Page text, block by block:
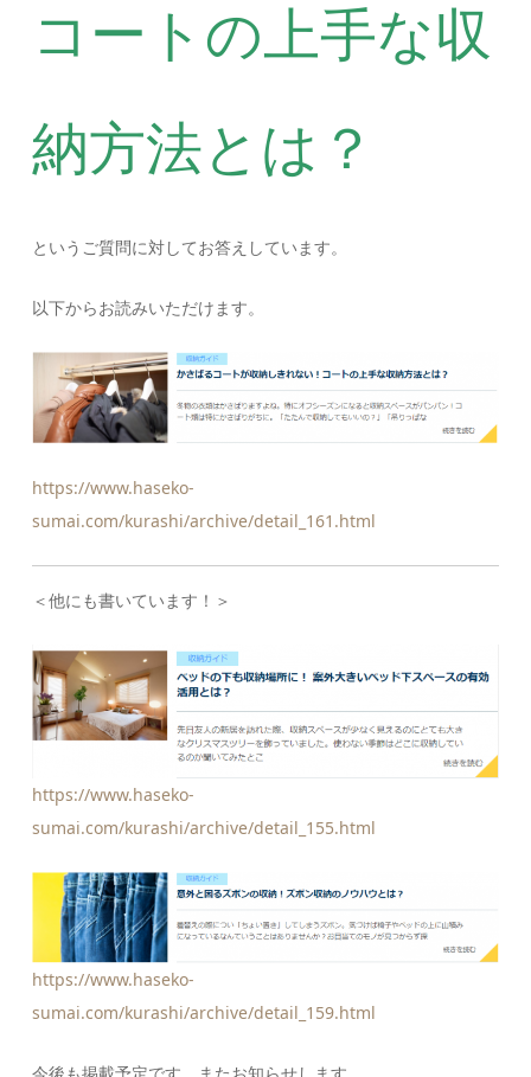
コートの上手な収
納方法とは？
というご質問に対してお答えしています。
以下からお読みいただけます。
https://www.haseko-
sumai.com/kurashi/archive/detail_161.html
＜他にも書いています！＞
https://www.haseko-
sumai.com/kurashi/archive/detail_155.html
https://www.haseko-
sumai.com/kurashi/archive/detail_159.html